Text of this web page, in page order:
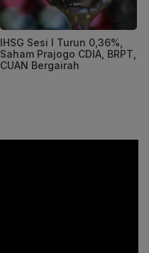
IHSG Sesi I Turun 0,36%,
Saham Prajogo CDIA, BRPT,
CUAN Bergairah